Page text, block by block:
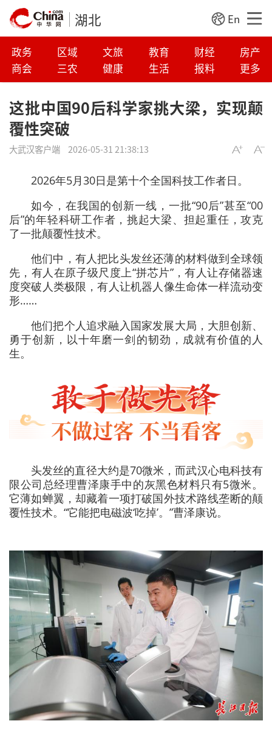
湖北 En
政务 区域 文旅 教育 财经
房产
商会
三农 健康 生活 报料 更多
这批中国90后科学家挑大梁，实现颠
覆性突破
大武汉客户端 2026-05-31 21:38:13
2026年5月30日是第十个全国科技工作者日。
如今，在我国的创新一线，一批“90后”甚至“00
后”的年轻科研工作者，挑起大梁、担起重任，攻克
了一批颠覆性技术。
他们中，有人把比头发丝还薄的材料做到全球领
先，有人在原子级尺度上“拼芯片”，有人让存储器速
度突破人类极限，有人让机器人像生命体一样流动变
形……
他们把个人追求融入国家发展大局，大胆创新、
勇于创新，以十年磨一剑的韧劲，成就有价值的人
生。
头发丝的直径大约是70微米，而武汉心电科技有
限公司总经理曹泽康手中的灰黑色材料只有5微米。
它薄如蝉翼，却藏着一项打破国外技术路线垄断的颠
覆性技术。“它能把电磁波‘吃掉’。”曹泽康说。